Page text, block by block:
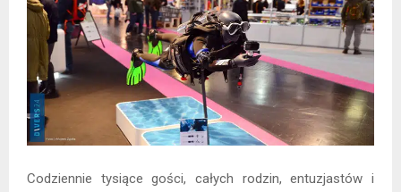
Codziennie tysiące gości, całych rodzin, entuzjastów i